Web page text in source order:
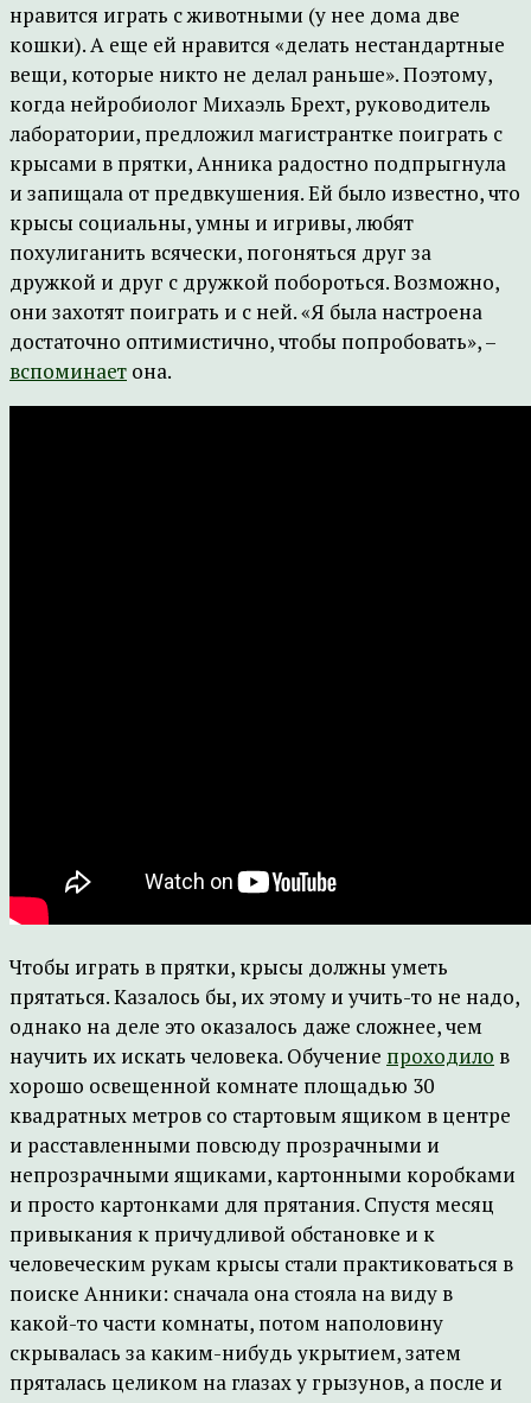
нравится играть с животными (у нее дома две
кошки). А еще ей нравится «делать нестандартные
вещи, которые никто не делал раньше». Поэтому,
когда нейробиолог Михаэль Брехт, руководитель
лаборатории, предложил магистрантке поиграть с
крысами в прятки, Анника радостно подпрыгнула
и запищала от предвкушения. Ей было известно, что
крысы социальны, умны и игривы, любят
похулиганить всячески, погоняться друг за
дружкой и друг с дружкой побороться. Возможно,
они захотят поиграть и с ней. «Я была настроена
достаточно оптимистично, чтобы попробовать», –
вспоминает она.
Чтобы играть в прятки, крысы должны уметь
прятаться. Казалось бы, их этому и учить-то не надо,
однако на деле это оказалось даже сложнее, чем
научить их искать человека. Обучение проходило в
хорошо освещенной комнате площадью 30
квадратных метров со стартовым ящиком в центре
и расставленными повсюду прозрачными и
непрозрачными ящиками, картонными коробками
и просто картонками для прятания. Спустя месяц
привыкания к причудливой обстановке и к
человеческим рукам крысы стали практиковаться в
поиске Анники: сначала она стояла на виду в
какой-то части комнаты, потом наполовину
скрывалась за каким-нибудь укрытием, затем
пряталась целиком на глазах у грызунов, а после и